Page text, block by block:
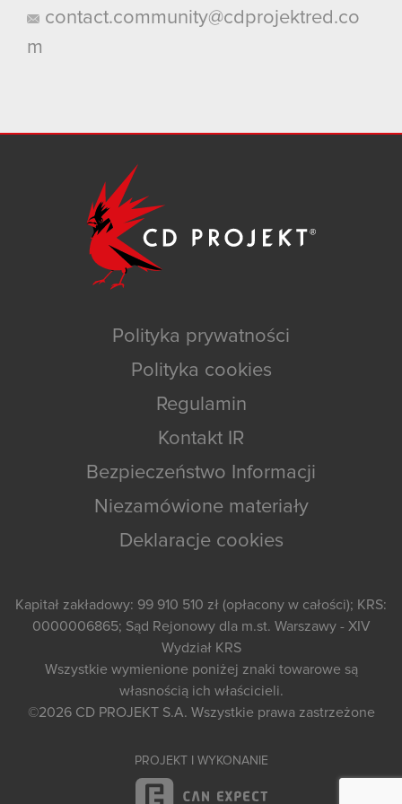
contact.community@cdprojektred.co
m
Polityka prywatności
Polityka cookies
Regulamin
Kontakt IR
Bezpieczeństwo Informacji
Niezamówione materiały
Deklaracje cookies
Kapitał zakładowy: 99 910 510 zł (opłacony w całości); KRS:
0000006865; Sąd Rejonowy dla m.st. Warszawy - XIV
Wydział KRS
Wszystkie wymienione poniżej znaki towarowe są
własnością ich właścicieli.
©2026 CD PROJEKT S.A. Wszystkie prawa zastrzeżone
PROJEKT I WYKONANIE